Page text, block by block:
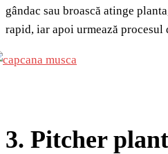
gândac sau broască atinge
rapid, iar apoi urmează procesul
3. Pitcher